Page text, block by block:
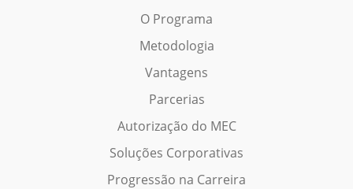
O Programa
Metodologia
Vantagens
Parcerias
Autorização do MEC
Soluções Corporativas
Progressão na Carreira